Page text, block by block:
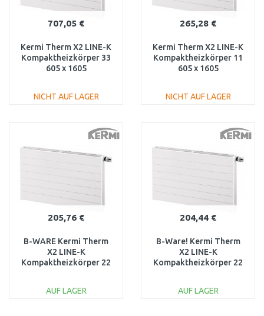
707,05 €
Kermi Therm X2 LINE-K
Kompaktheizkörper 33
605 x 1605
NICHT AUF LAGER
265,28 €
Kermi Therm X2 LINE-K
Kompaktheizkörper 11
605 x 1605
NICHT AUF LAGER
205,76 €
B-WARE Kermi Therm
X2 LINE-K
Kompaktheizkörper 22
BESCHÄDIGT
AUF LAGER
204,44 €
B-Ware! Kermi Therm
X2 LINE-K
Kompaktheizkörper 22
beschädigt
AUF LAGER